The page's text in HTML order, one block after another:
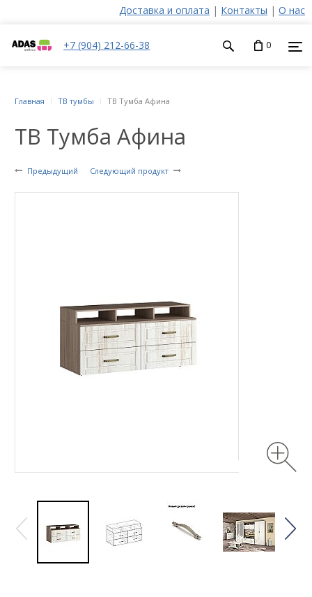
Доставка и оплата | Контакты | О нас
+7 (904) 212-66-38 0
ТВ Тумба Афина
Предыдущий Следующий продукт
Главная ТВ тумбы ТВ Тумба Афина